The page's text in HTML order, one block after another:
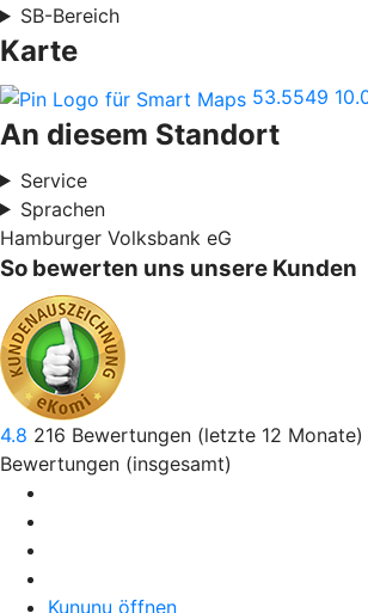
SB-Bereich
Karte
53.5549
An diesem Standort
Service
Sprachen
Hamburger Volksbank eG
So bewerten uns unsere Kunden
4.8 216 Bewertungen (letzte 12 Monate)
Bewertungen (insgesamt)
Kununu öffnen